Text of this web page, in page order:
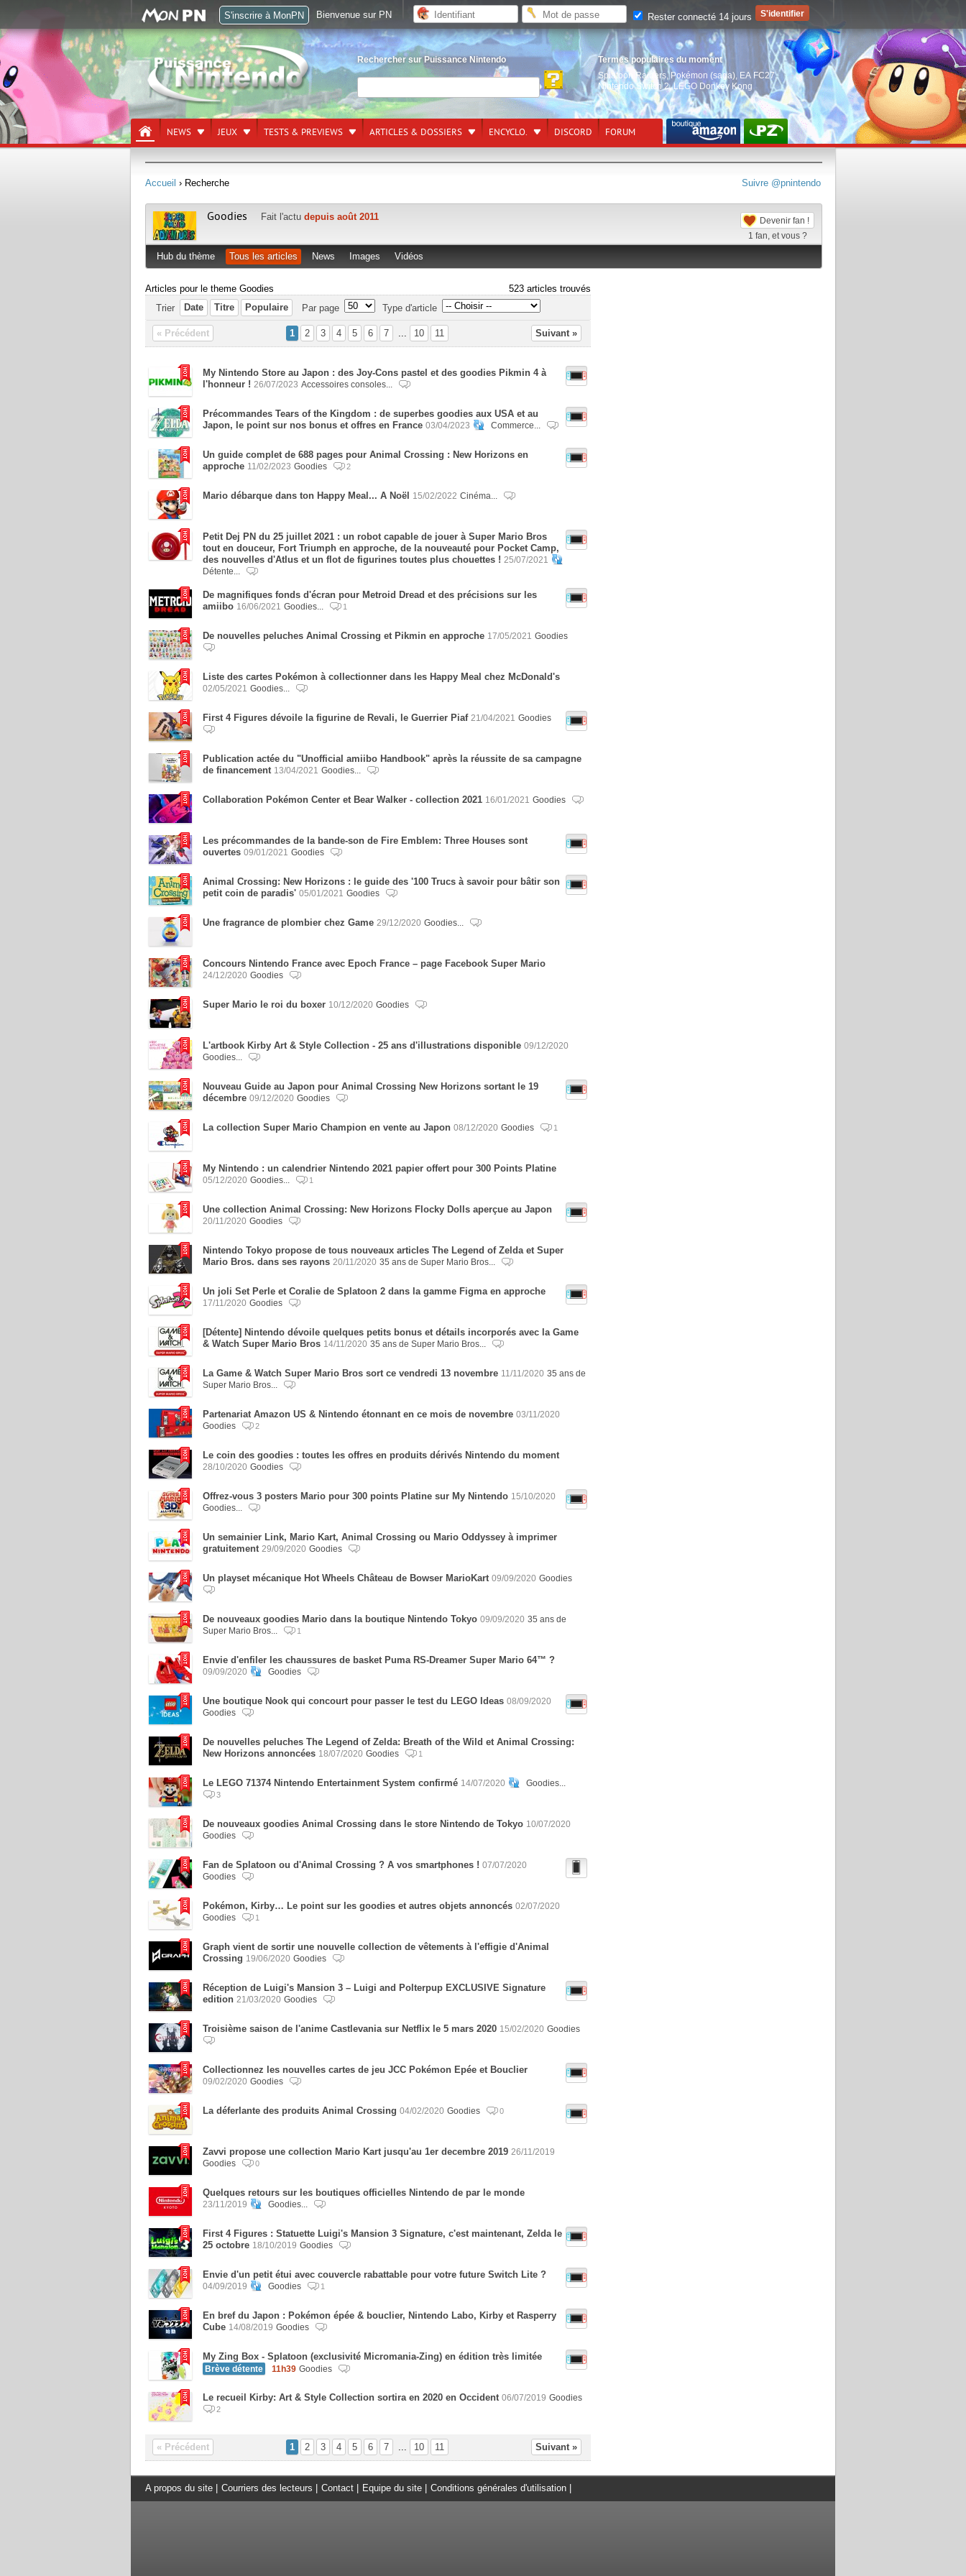
Rechercher sur Puissance Nintendo
Termes populaires du moment
Splatoon Raiders, Pokémon (saga) EA FC27,
Nintendo Switch 2,LEGO Donkey Kong
NEWS JEUX TESTS & PREVIEWS ARTICLES & DOSSIERS ENCYCLO. DISCORD FORUM
Suivre @pnintendo
Accueil › Recherche
Devenir fan !
1 fan, et vous ?
Goodies Fait l'actu depuis août 2011
Hub du thème Tous les articles News Images Vidéos
Articles pour le theme Goodies
523 articles trouvés
Trier
Date Titre Populaire Par page Type d'article
« Précédent 1 2 3 4 5 6 7 ... 10 11 Suivant »
My Nintendo Store au Japon : des Joy-Cons pastel et des goodies Pikmin 4 à
l'honneur ! 26/07/2023 Accessoires consoles...
Précommandes Tears of the Kingdom : de superbes goodies aux USA et au
Japon, le point sur nos bonus et offres en France 03/04/2023 Commerce...
Un guide complet de 688 pages pour Animal Crossing : New Horizons en
approche 11/02/2023 Goodies 2
Mario débarque dans ton Happy Meal... A Noël 15/02/2022 Cinéma...
Petit Dej PN du 25 juillet 2021 : un robot capable de jouer à Super Mario Bros
tout en douceur, Fort Triumph en approche, de la nouveauté pour Pocket Camp,
des nouvelles d'Atlus et un flot de figurines toutes plus chouettes ! 25/07/2021
Détente...
De magnifiques fonds d'écran pour Metroid Dread et des précisions sur les
amiibo 16/06/2021 Goodies... 1
De nouvelles peluches Animal Crossing et Pikmin en approche 17/05/2021 Goodies
Liste des cartes Pokémon à collectionner dans les Happy Meal chez McDonald's
02/05/2021 Goodies...
First 4 Figures dévoile la figurine de Revali, le Guerrier Piaf 21/04/2021 Goodies
Publication actée du "Unofficial amiibo Handbook" après la réussite de sa campagne
de financement 13/04/2021 Goodies...
Collaboration Pokémon Center et Bear Walker - collection 2021 16/01/2021 Goodies
Les précommandes de la bande-son de Fire Emblem: Three Houses sont
ouvertes 09/01/2021 Goodies
Animal Crossing: New Horizons : le guide des '100 Trucs à savoir pour bâtir son
petit coin de paradis' 05/01/2021 Goodies
Une fragrance de plombier chez Game 29/12/2020 Goodies...
Concours Nintendo France avec Epoch France – page Facebook Super Mario
24/12/2020 Goodies
Super Mario le roi du boxer 10/12/2020 Goodies
L'artbook Kirby Art & Style Collection - 25 ans d'illustrations disponible 09/12/2020
Goodies...
Nouveau Guide au Japon pour Animal Crossing New Horizons sortant le 19
décembre 09/12/2020 Goodies
La collection Super Mario Champion en vente au Japon 08/12/2020 Goodies 1
My Nintendo : un calendrier Nintendo 2021 papier offert pour 300 Points Platine
05/12/2020 Goodies... 1
Une collection Animal Crossing: New Horizons Flocky Dolls aperçue au Japon
20/11/2020 Goodies
Nintendo Tokyo propose de tous nouveaux articles The Legend of Zelda et Super
Mario Bros. dans ses rayons 20/11/2020 35 ans de Super Mario Bros...
Un joli Set Perle et Coralie de Splatoon 2 dans la gamme Figma en approche
17/11/2020 Goodies
[Détente] Nintendo dévoile quelques petits bonus et détails incorporés avec la Game
& Watch Super Mario Bros 14/11/2020 35 ans de Super Mario Bros...
La Game & Watch Super Mario Bros sort ce vendredi 13 novembre 11/11/2020 35 ans de
Super Mario Bros...
Partenariat Amazon US & Nintendo étonnant en ce mois de novembre 03/11/2020
Goodies
2
Le coin des goodies : toutes les offres en produits dérivés Nintendo du moment
28/10/2020 Goodies
Offrez-vous 3 posters Mario pour 300 points Platine sur My Nintendo 15/10/2020
Goodies...
Un semainier Link, Mario Kart, Animal Crossing ou Mario Oddyssey à imprimer
gratuitement 29/09/2020 Goodies
Un playset mécanique Hot Wheels Château de Bowser MarioKart 09/09/2020 Goodies
De nouveaux goodies Mario dans la boutique Nintendo Tokyo 09/09/2020 35 ans de
Super Mario Bros...
1
Envie d'enfiler les chaussures de basket Puma RS-Dreamer Super Mario 64™ ?
09/09/2020 Goodies
Une boutique Nook qui concourt pour passer le test du LEGO Ideas 08/09/2020
Goodies
De nouvelles peluches The Legend of Zelda: Breath of the Wild et Animal Crossing:
New Horizons annoncées 18/07/2020 Goodies 1
Le LEGO 71374 Nintendo Entertainment System confirmé 14/07/2020 Goodies...
3
De nouveaux goodies Animal Crossing dans le store Nintendo de Tokyo 10/07/2020
Goodies
Fan de Splatoon ou d'Animal Crossing ? A vos smartphones ! 07/07/2020
Goodies
Pokémon, Kirby… Le point sur les goodies et autres objets annoncés 02/07/2020
Goodies
1
Graph vient de sortir une nouvelle collection de vêtements à l'effigie d'Animal
Crossing 19/06/2020 Goodies
Réception de Luigi's Mansion 3 – Luigi and Polterpup EXCLUSIVE Signature
edition 21/03/2020 Goodies
Troisième saison de l'anime Castlevania sur Netflix le 5 mars 2020 15/02/2020 Goodies
Collectionnez les nouvelles cartes de jeu JCC Pokémon Epée et Bouclier
09/02/2020 Goodies
La déferlante des produits Animal Crossing 04/02/2020 Goodies 0
Zavvi propose une collection Mario Kart jusqu'au 1er decembre 2019 26/11/2019
Goodies
0
Quelques retours sur les boutiques officielles Nintendo de par le monde
23/11/2019 Goodies...
First 4 Figures : Statuette Luigi's Mansion 3 Signature, c'est maintenant, Zelda le
25 octobre 18/10/2019 Goodies
Envie d'un petit étui avec couvercle rabattable pour votre future Switch Lite ?
04/09/2019 Goodies 1
En bref du Japon : Pokémon épée & bouclier, Nintendo Labo, Kirby et Rasperry
Cube 14/08/2019 Goodies
My Zing Box - Splatoon (exclusivité Micromania-Zing) en édition très limitée
Brève détente 11h39 Goodies
Le recueil Kirby: Art & Style Collection sortira en 2020 en Occident 06/07/2019 Goodies
2
« Précédent 1 2 3 4 5 6 7 ... 10 11 Suivant »
A propos du site Courriers des lecteurs Contact Equipe du site Conditions générales d'utilisation
S'inscrire à MonPN Bienvenue sur PN Rester connecté 14 jours